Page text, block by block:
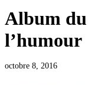
Album
l’humour
octobre 8, 2016